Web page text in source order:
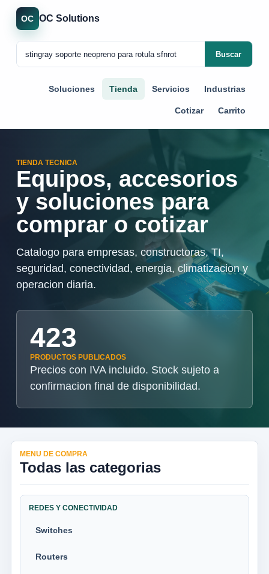
OC OC Solutions
Buscar
Soluciones Tienda Servicios Industrias
Cotizar Carrito
TIENDA TECNICA
Equipos, accesorios
y soluciones para
comprar o cotizar
Catalogo para empresas, constructoras, TI,
seguridad, conectividad, energia, climatizacion y
operacion diaria.
423
PRODUCTOS PUBLICADOS
Precios con IVA incluido. Stock sujeto a
confirmacion final de disponibilidad.
MENU DE COMPRA
Todas las categorias
REDES Y CONECTIVIDAD
Switches
Routers